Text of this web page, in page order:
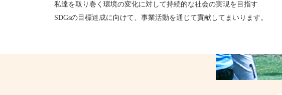
私達を取り巻く環境の変化に対して持続的な社会の実現を目指す
SDGsの目標達成に向けて、事業活動を通じて貢献してまいります。